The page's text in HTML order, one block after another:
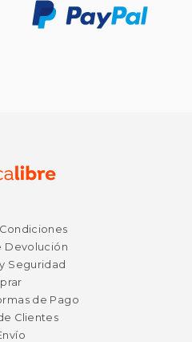
dcto.
Devolución
Seguridad
de Pago
Clientes